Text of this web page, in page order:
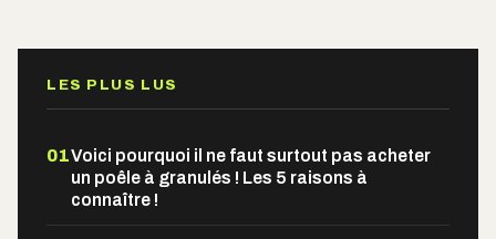
LES PLUS LUS
01Voici pourquoi il ne faut surtout pas acheter
un poêle à granulés ! Les 5 raisons à
connaître !